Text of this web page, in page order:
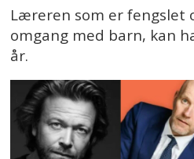
Læreren som er fengslet
omgang med barn, kan
år.